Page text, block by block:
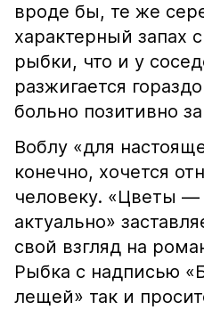
вроде бы, те же
характерный запах
рыбки, что и у
разжигается
больно позитивно
Воблу «для
конечно, хочется
человеку. «Цветы
актуально»
свой взгляд на
Рыбка с надписью
лещей» так и